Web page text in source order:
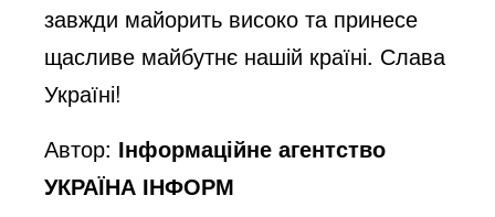
завжди майорить високо та принесе
щасливе майбутнє нашій країні. Слава
Україні!
Автор: Інформаційне агентство
УКРАЇНА ІНФОРМ